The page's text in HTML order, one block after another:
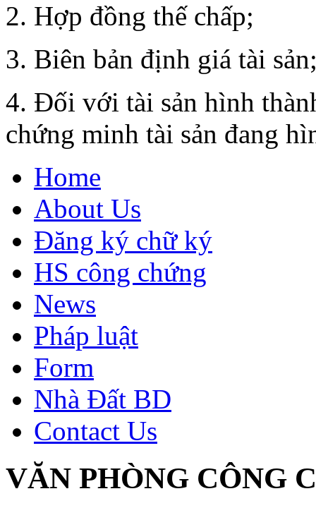
2. Hợp đồng thế chấp;
3. Biên bản định giá tài
4. Đối với tài sản hình
chứng minh tài sản đang
Home
About Us
Đăng ký chữ ký
HS công chứng
News
Pháp luật
Form
Nhà Đất BD
Contact Us
VĂN PHÒNG CÔNG